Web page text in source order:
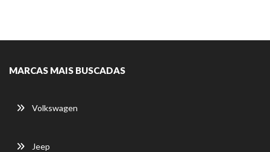
MARCAS MAIS BUSCADAS
Volkswagen
Jeep